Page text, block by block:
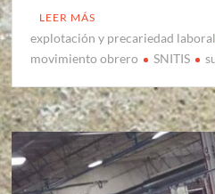
LEER MÁS
explotación y precariedad laboral
movimiento obrero
SNITIS